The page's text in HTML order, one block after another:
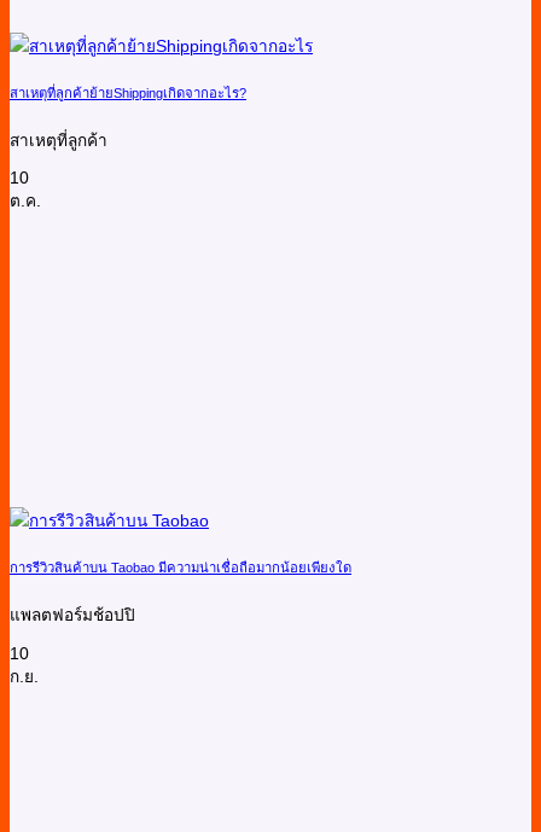
สาเหตุที่ลูกค้าย้ายShippingเกิดจากอะไร?
สาเหตุที่ลูกค้า
10
ต.ค.
การรีวิวสินค้าบน Taobao มีความน่าเชื่อถือมากน้อยเพียงใด
แพลตฟอร์มช้อปปิ
10
ก.ย.